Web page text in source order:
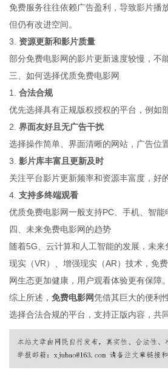
免费服务往往依赖广告盈利，导致影片播
但仍有改进空间。
3. 资源更新和影片质量
部分免费电影网的影片更新速度较慢，不
三、如何选择优质免费电影网
1. 合法合规
优先选择具有正规版权授权的平台，例如
2. 界面友好且无广告干扰
选择操作简单、界面清晰的网站，广告位
3. 影片库丰富且更新及时
关注平台影片更新频率和资源丰富度，好
4. 支持多终端观看
优质免费电影网一般支持PC、手机、智
四、未来免费电影网的趋势
随着5G、云计算和人工智能的发展，未
现实（VR）、增强现实（AR）技术，免
网生态更加健康，用户观看体验更有保障。
综上所述， 免费电影网凭借其巨大的便利
选择合法合规的平台，支持正版内容，共